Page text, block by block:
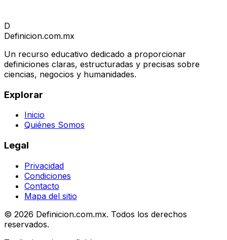
D
Definicion.com.mx
Un recurso educativo dedicado a proporcionar
definiciones claras, estructuradas y precisas sobre
ciencias, negocios y humanidades.
Explorar
Inicio
Quiénes Somos
Legal
Privacidad
Condiciones
Contacto
Mapa del sitio
© 2026 Definicion.com.mx. Todos los derechos
reservados.